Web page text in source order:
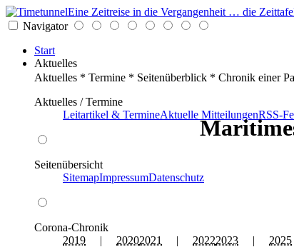
Eine Zeitreise in die Vergangenheit … die
Navigator
Start
Aktuelles
Aktuelles * Termine * Seitenüberblick * Chronik einer
Aktuelles / Termine
Leitartikel & TermineAktuelle MitteilungenRSS-
Seitenübersicht
SitemapImpressumDatenschutz
Corona-Chronik
2019 | 20202021 | 20222023 | 2025